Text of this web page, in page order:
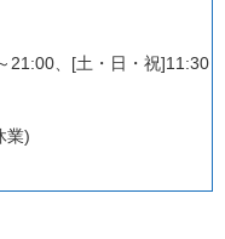
21:00、 [土・日・祝]11:30
業)